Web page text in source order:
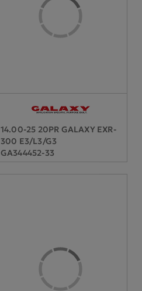
14.00-25 20PR GALAXY EXR-
300 E3/L3/G3
GA344452-33